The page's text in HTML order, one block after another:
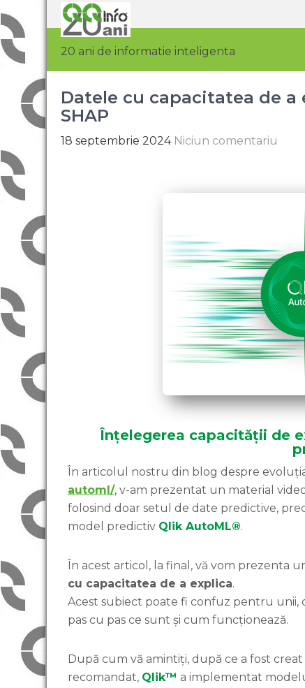
20 ani de informatie inteligenta
Datele cu capacitatea de
SHAP
18 septembrie 2024 Niciun comentariu
Înțelegerea capacității de
În articolul nostru din blog despre
automl/, v-am prezentat un material
folosind doar setul de date predictive,
model predictiv Qlik AutoML®.
În acest articol, la final, vă vom prezenta
cu capacitatea de a explica.
Acest subiect poate fi confuz pentru unii,
pas cu pas ce sunt și cum funcționează.
După cum vă amintiți, după ce a fost
recomandat, Qlik™ a implementat